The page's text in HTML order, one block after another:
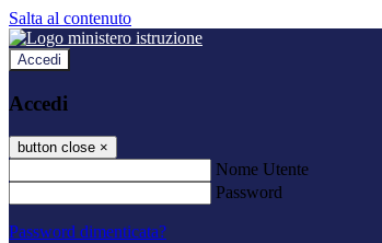
Salta al contenuto
Accedi
Accedi
button close ×
Nome Utente
Password
Password dimenticata?